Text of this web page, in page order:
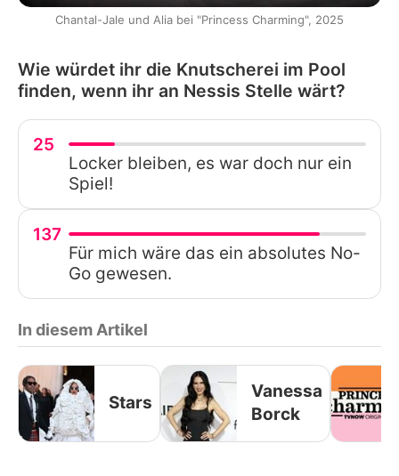
Chantal-Jale und Alia bei "Princess Charming", 2025
Wie würdet ihr die Knutscherei im Pool
finden, wenn ihr an Nessis Stelle wärt?
25
Locker bleiben, es war doch nur ein
Spiel!
137
Für mich wäre das ein absolutes No-
Go gewesen.
In diesem Artikel
Stars
Vanessa
Borck